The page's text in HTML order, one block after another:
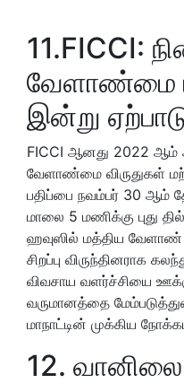
11.FICCI:
வேளாண்மை
இன்று
FICCI ஆனது 2022
வேளாண்மை விருதுகள்
பதிப்பை நவம்பர் 30 ஆம்
மாலை 5 மணிக்கு புது
ஹவுஸில் மத்திய வேளாண்
சிறப்பு விருந்தினராக
விவசாய வளர்ச்சியை
வருமானத்தை
மாநாட்டின் முக்கிய
12.